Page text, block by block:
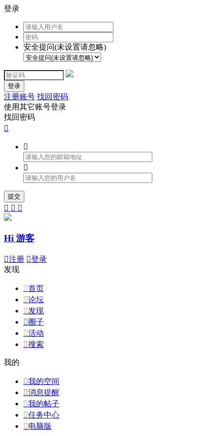
登录
安全提问(未设置请忽略)
登录
注册账号 找回密码
使用其它账号登录
找回密码



提交
  
Hi 游客
注册 登录
发现
首页
论坛
发现
 圈子
活动
搜索
我的
我的空间
消息提醒
我的帖子
任务中心
电脑版